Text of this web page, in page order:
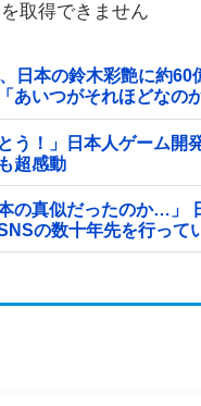
取得できません
日本の鈴木彩艶に約60
あいつがそれほどなの
して出れるとは思わな
いね」
う！」日本人ゲーム開
超感動
の真似だったのか…」
の数十年先を行って